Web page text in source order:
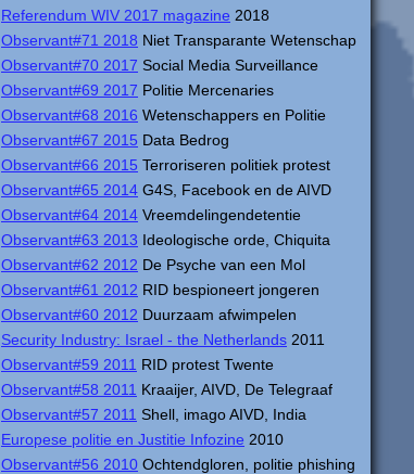
Referendum WIV 2017 magazine 2018
Observant#71 2018 Niet Transparante Wetenschap
Observant#70 2017 Social Media Surveillance
Observant#69 2017 Politie Mercenaries
Observant#68 2016 Wetenschappers en Politie
Observant#67 2015 Data Bedrog
Observant#66 2015 Terroriseren politiek protest
Observant#65 2014 G4S, Facebook en de AIVD
Observant#64 2014 Vreemdelingendetentie
Observant#63 2013 Ideologische orde, Chiquita
Observant#62 2012 De Psyche van een Mol
Observant#61 2012 RID bespioneert jongeren
Observant#60 2012 Duurzaam afwimpelen
Security Industry: Israel - the Netherlands 2011
Observant#59 2011 RID protest Twente
Observant#58 2011 Kraaijer, AIVD, De Telegraaf
Observant#57 2011 Shell, imago AIVD, India
Europese politie en Justitie Infozine 2010
Observant#56 2010 Ochtendgloren, politie phishing